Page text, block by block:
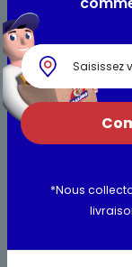
Bienvenue chez
Nos
Maximo et vous
Maxicado
Nos
Nous rejoindre
*Nous